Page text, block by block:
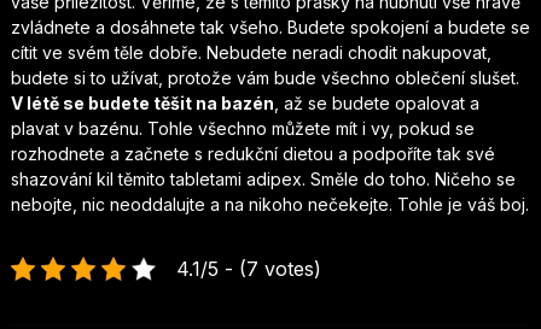
zvládnete a dosáhnete tak všeho. Budete spokojení a budete se
cítit ve svém těle dobře. Nebudete neradi chodit nakupovat,
budete si to užívat, protože vám bude všechno oblečení slušet.
V létě se budete těšit na bazén , až se budete opalovat a
plavat v bazénu. Tohle všechno můžete mít i vy, pokud se
rozhodnete a začnete s redukční dietou a podpoříte tak své
shazování kil těmito tabletami adipex. Směle do toho. Ničeho se
nebojte, nic neoddalujte a na nikoho nečekejte. Tohle je váš boj.
4.1/5 - (7 votes)